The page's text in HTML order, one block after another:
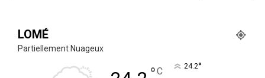
LOMÉ
Partiellement Nuageux
C 24.2°